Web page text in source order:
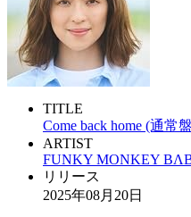
TITLE
Come back home (通常
ARTIST
FUNKY MONKEY
リリース
2025年08月20日